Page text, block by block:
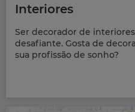
Interiores
Ser decorador de
desafiante. Gosta de
sua profissão de sonho?